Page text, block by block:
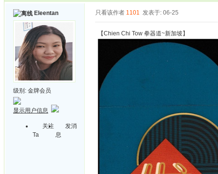
Eleentan
级别: 金牌会员
显示用户信息
关注
Ta
发消
息
只看该作者 1101 发表于: 06-25
【Chien Chi Tow 拳器道~新加坡】